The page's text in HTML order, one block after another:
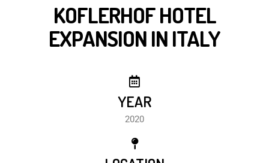
KOFLERHOF HOTEL
EXPANSION IN ITALY
YEAR
2020